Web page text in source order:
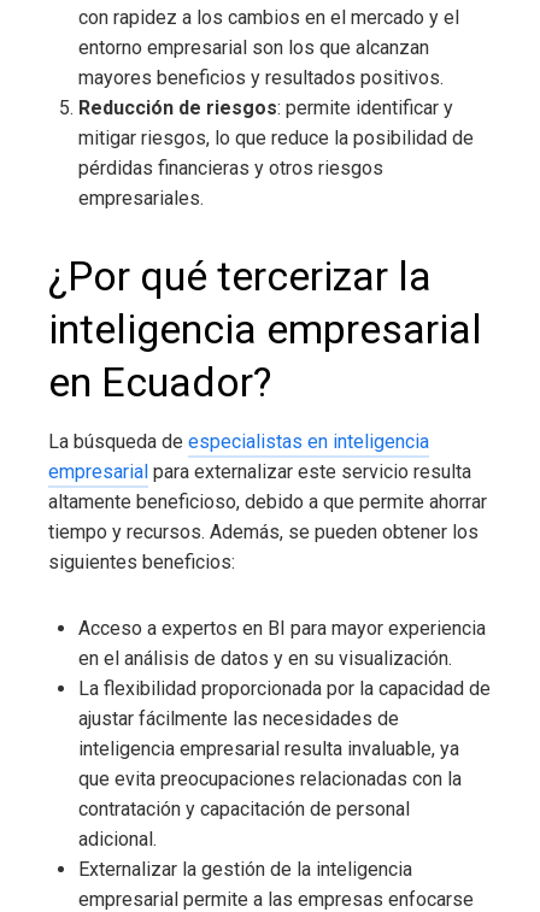
con rapidez a los cambios en el mercado y el
entorno empresarial son los que alcanzan
mayores beneficios y resultados positivos.
Reducción de riesgos: permite identificar y
mitigar riesgos, lo que reduce la posibilidad de
pérdidas financieras y otros riesgos
empresariales.
¿Por qué tercerizar la
inteligencia empresarial
en Ecuador?
La búsqueda de especialistas en inteligencia
empresarial para externalizar este servicio resulta
altamente beneficioso, debido a que permite ahorrar
tiempo y recursos. Además, se pueden obtener los
siguientes beneficios:
Acceso a expertos en BI para mayor experiencia
en el análisis de datos y en su visualización.
La flexibilidad proporcionada por la capacidad de
ajustar fácilmente las necesidades de
inteligencia empresarial resulta invaluable, ya
que evita preocupaciones relacionadas con la
contratación y capacitación de personal
adicional.
Externalizar la gestión de la inteligencia
empresarial permite a las empresas enfocarse